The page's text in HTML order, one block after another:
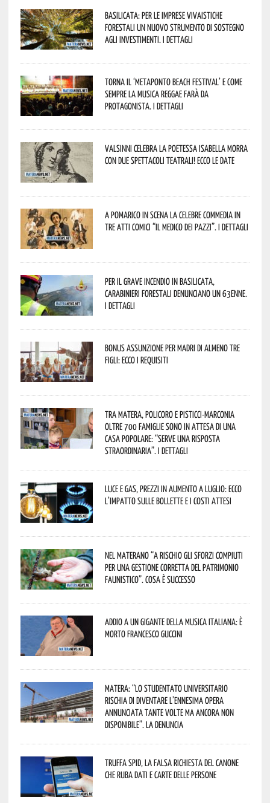
Basilicata: per le imprese vivaistiche
forestali un nuovo strumento di sostegno
agli investimenti. I dettagli
Torna il ‘Metaponto beach festival’ e come
sempre la musica reggae farà da
protagonista. I dettagli
Valsinni celebra la poetessa Isabella Morra
con due spettacoli teatrali! Ecco le date
A Pomarico in scena la celebre commedia in
tre atti comici “Il medico dei pazzi”. I dettagli
Per il grave incendio in Basilicata,
Carabinieri forestali denunciano un 63enne.
I dettagli
Bonus assunzione per madri di almeno tre
figli: ecco i requisiti
Tra Matera, Policoro e Pisticci-Marconia
oltre 700 famiglie sono in attesa di una
casa popolare: “serve una risposta
straordinaria”. I dettagli
Luce e gas, prezzi in aumento a luglio: ecco
l’impatto sulle bollette e i costi attesi
Nel materano “a rischio gli sforzi compiuti
per una gestione corretta del patrimonio
faunistico”. Cosa è successo
Addio a un gigante della musica italiana: è
morto Francesco Guccini
Matera: “Lo studentato universitario
rischia di diventare l’ennesima opera
annunciata tante volte ma ancora non
disponibile”. La denuncia
Truffa Spid, la falsa richiesta del canone
che ruba dati e carte delle persone